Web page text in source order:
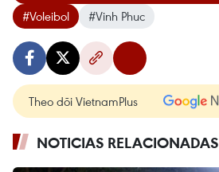
#Voleibol
#Vinh Phuc
Theo dõi VietnamPlus
NOTICIAS RELACIONADAS